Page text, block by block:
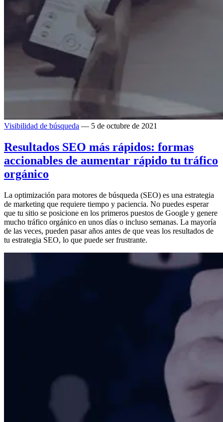
Visibilidad de búsqueda — 5 de octubre de 2021
Resultados SEO más rápidos: formas
accionables de aumentar rápido tu tráfico
orgánico
La optimización para motores de búsqueda (SEO) es una estrategia
de marketing que requiere tiempo y paciencia. No puedes esperar
que tu sitio se posicione en los primeros puestos de Google y genere
mucho tráfico orgánico en unos días o incluso semanas. La mayoría
de las veces, pueden pasar años antes de que veas los resultados de
tu estrategia SEO, lo que puede ser frustrante.